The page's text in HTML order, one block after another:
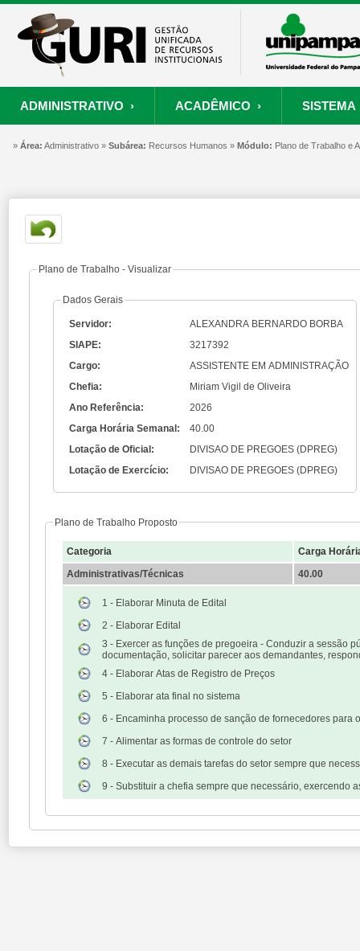
ADMINISTRATIVO ›
ORÇAMENTO E FINANÇAS RECURSOS HUMANOS PROCESSOS
Convênios
Consultar Convênios
ACADÊMICO ›
PROCESSO SELETIVO PROJETOS
Processo Seletivo
Nova Inscrição
Portal do Candidato
Autenticar Documento
SISTEMA
SISTEMA
Painel de Suporte
Resgatar Senha
» Área: Administrativo » Subárea: Recursos Humanos » Módulo: Plano de Trabalho e
Plano de Trabalho - Visualizar
Dados Gerais
Servidor:
ALEXANDRA BERNARDO BORBA
SIAPE:
3217392
Cargo:
ASSISTENTE EM ADMINISTRAÇÃO
Chefia:
Miriam Vigil de Oliveira
Ano Referência:
2026
Carga Horária Semanal:
40.00
Lotação de Oficial:
DIVISAO DE PREGOES (DPREG)
Lotação de Exercício:
DIVISAO DE PREGOES (DPREG)
Plano de Trabalho Proposto
Categoria
Carga
Administrativas/Técnicas
40.00
1 - Elaborar Minuta de Edital
2 - Elaborar Edital
3 - Exercer as funções de pregoeira - Conduzir a sessão
documentação, solicitar parecer aos demandantes,
4 - Elaborar Atas de Registro de Preços
5 - Elaborar ata final no sistema
6 - Encaminha processo de sanção de fornecedores para
7 - Alimentar as formas de controle do setor
8 - Executar as demais tarefas do setor sempre que
9 - Substituir a chefia sempre que necessário, exercendo